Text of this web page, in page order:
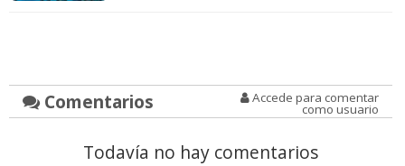
Comentarios Accede para comentar
como usuario
Todavía no hay comentarios